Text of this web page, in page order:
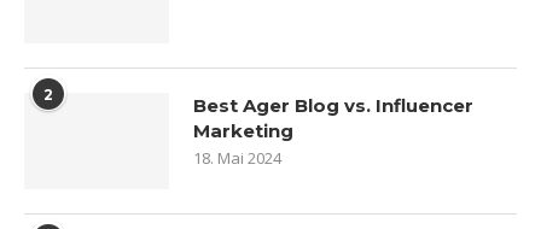
2
Best Ager Blog vs. Influencer
Marketing
18. Mai 2024